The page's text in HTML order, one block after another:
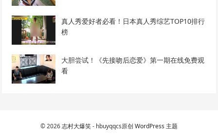
真人秀爱好者必看！日本真人秀综艺TOP10排行
榜
大胆尝试！《先接吻后恋爱》第一期在线免费观
看
© 2026志村大爆笑- hbuyqqcs原创 WordPress 主题